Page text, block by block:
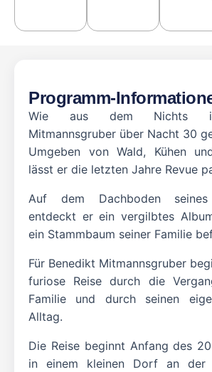
Programm-
Wie aus dem Nichts
Mitmannsgruber über Nacht 30
Umgeben von Wald, Kühen
lässt er die letzten Jahre Revue
Auf dem Dachboden seines
entdeckt er ein vergilbtes
ein Stammbaum seiner Familie
Für Benedikt Mitmannsgruber
furiose Reise durch die
Familie und durch seinen
Alltag.
Die Reise beginnt Anfang des
in einem kleinen Dorf an der